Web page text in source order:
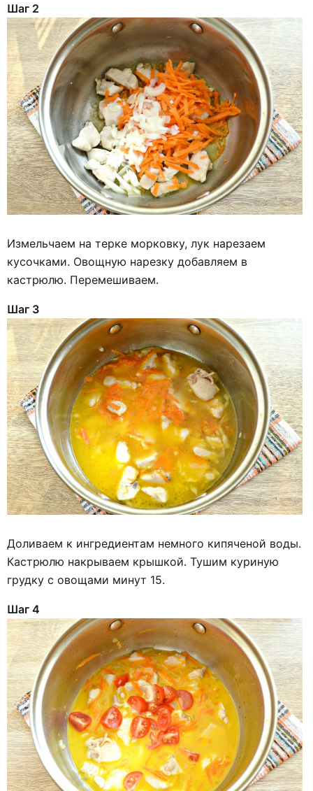
Шаг 2
Измельчаем на терке морковку, лук нарезаем
кусочками. Овощную нарезку добавляем в
кастрюлю. Перемешиваем.
Шаг 3
Доливаем к ингредиентам немного кипяченой воды.
Кастрюлю накрываем крышкой. Тушим куриную
грудку с овощами минут 15.
Шаг 4